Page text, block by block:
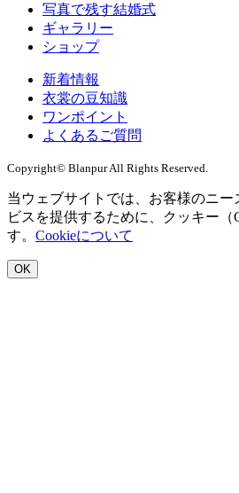
写真で残す結婚式
ギャラリー
ショップ
新着情報
衣裳の豆知識
ワンポイント
よくあるご質問
Copyright© Blanpur All Rights Reserved.
当ウェブサイトでは、お客様のニ
ビスを提供するために、クッキー（
す。 Cookieについて
OK